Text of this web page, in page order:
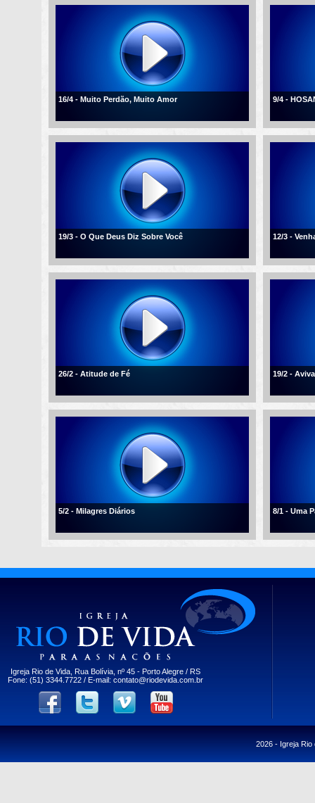
16/4 - Muito Perdão, Muito Amor 9/4 -
19/3 - O Que Deus Diz Sobre Você 12/3 -
26/2 - Atitude de Fé 19/2 -
5/2 - Milagres Diários 8/1 - Uma
Igreja Rio de Vida, Rua Bolívia, nº 45 - Porto Alegre / RS
Fone: (51) 3344.7722 / E-mail:contato@riodevida.com.br
2026 - Igreja Rio